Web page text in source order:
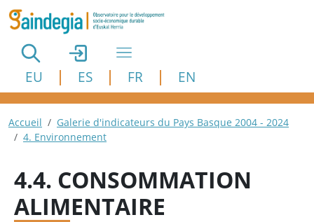
Aller au contenu principal
EU ES FR EN
Fil d'Ariane
Accueil
Galerie d'indicateurs du Pays Basque 2004 - 2024
4. Environnement
4.4. CONSOMMATION
ALIMENTAIRE